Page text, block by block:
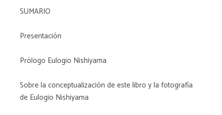
SUMARIO
Presentación
Prólogo Eulogio Nishiyama
Sobre la conceptualización de este libro y la fotografía
de Eulogio Nishiyama